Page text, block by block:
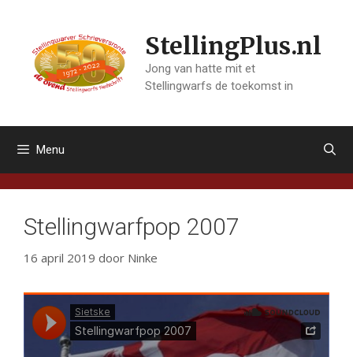
inhoud
StellingPlus.nl
Jong van hatte mit et
Stellingwarfs de toekomst in
Menu
Stellingwarfpop 2007
16 april 2019 door Ninke